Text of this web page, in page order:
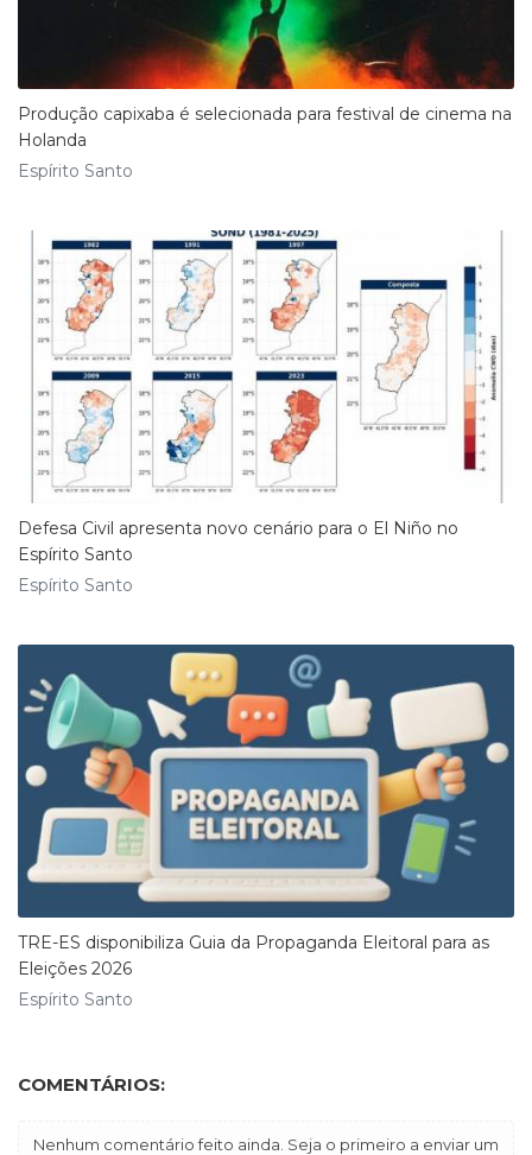
Produção capixaba é selecionada para festival de cinema na
Holanda
Espírito Santo
Defesa Civil apresenta novo cenário para o El Niño no
Espírito Santo
Espírito Santo
TRE-ES disponibiliza Guia da Propaganda Eleitoral para as
Eleições 2026
Espírito Santo
COMENTÁRIOS:
Nenhum comentário feito ainda. Seja o primeiro a enviar um